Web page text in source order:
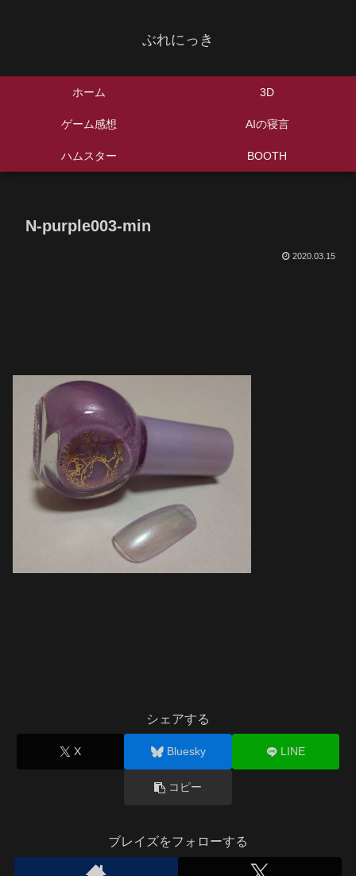
ぶれにっき
ホーム 3D
ゲーム感想 AIの寝言
ハムスター BOOTH
N-purple003-min
2020.03.15
シェアする
X Bluesky LINE
コピー
ブレイズをフォローする